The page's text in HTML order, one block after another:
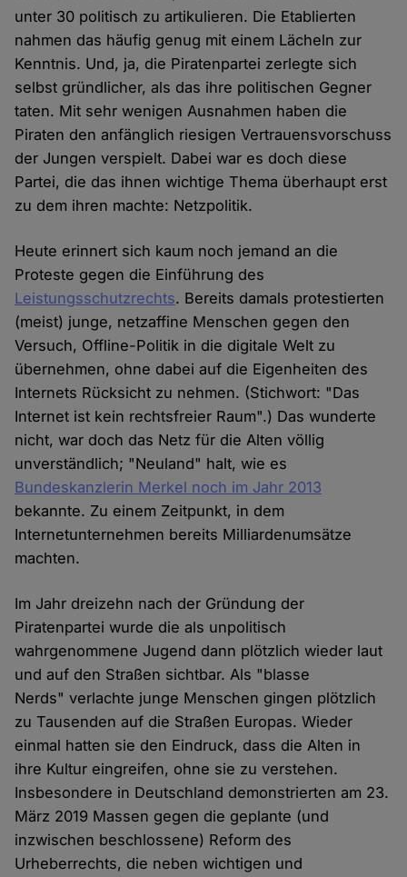
unter 30 politisch zu artikulieren. Die Etablierten
nahmen das häufig genug mit einem Lächeln zur
Kenntnis. Und, ja, die Piratenpartei zerlegte sich
selbst gründlicher, als das ihre politischen Gegner
taten. Mit sehr wenigen Ausnahmen haben die
Piraten den anfänglich riesigen Vertrauensvorschuss
der Jungen verspielt. Dabei war es doch diese
Partei, die das ihnen wichtige Thema überhaupt erst
zu dem ihren machte: Netzpolitik.
Heute erinnert sich kaum noch jemand an die
Proteste gegen die Einführung des
Leistungsschutzrechts. Bereits damals protestierten
(meist) junge, netzaffine Menschen gegen den
Versuch, Offline-Politik in die digitale Welt zu
übernehmen, ohne dabei auf die Eigenheiten des
Internets Rücksicht zu nehmen. (Stichwort: "Das
Internet ist kein rechtsfreier Raum".) Das wunderte
nicht, war doch das Netz für die Alten völlig
unverständlich; "Neuland" halt, wie es
Bundeskanzlerin Merkel noch im Jahr 2013
bekannte. Zu einem Zeitpunkt, in dem
Internetunternehmen bereits Milliardenumsätze
machten.
Im Jahr dreizehn nach der Gründung der
Piratenpartei wurde die als unpolitisch
wahrgenommene Jugend dann plötzlich wieder laut
und auf den Straßen sichtbar. Als "blasse
Nerds" verlachte junge Menschen gingen plötzlich
zu Tausenden auf die Straßen Europas. Wieder
einmal hatten sie den Eindruck, dass die Alten in
ihre Kultur eingreifen, ohne sie zu verstehen.
Insbesondere in Deutschland demonstrierten am 23.
März 2019 Massen gegen die geplante (und
inzwischen beschlossene) Reform des
Urheberrechts, die neben wichtigen und